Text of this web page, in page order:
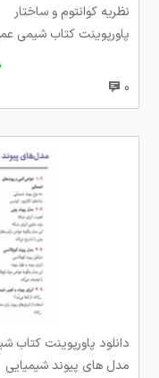
نظریه کوانتوم و ساختار
0
دانلود پاورپوینت کتاب
مدل های پیوند شیمیایی